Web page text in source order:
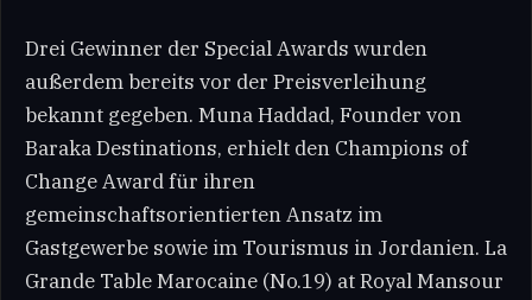
Drei Gewinner der Special Awards wurden
außerdem bereits vor der Preisverleihung
bekannt gegeben. Muna Haddad, Founder von
Baraka Destinations, erhielt den Champions of
Change Award für ihren
gemeinschaftsorientierten Ansatz im
Gastgewerbe sowie im Tourismus in Jordanien. La
Grande Table Marocaine (No.19) at Royal Mansour